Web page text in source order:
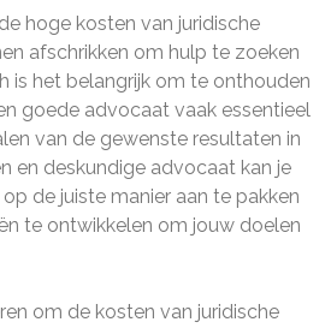
hoge kosten van juridische
afschrikken om hulp te zoeken
is het belangrijk om te onthouden
goede advocaat vaak essentieel
van de gewenste resultaten in
en deskundige advocaat kan je
de juiste manier aan te pakken
te ontwikkelen om jouw doelen
om de kosten van juridische